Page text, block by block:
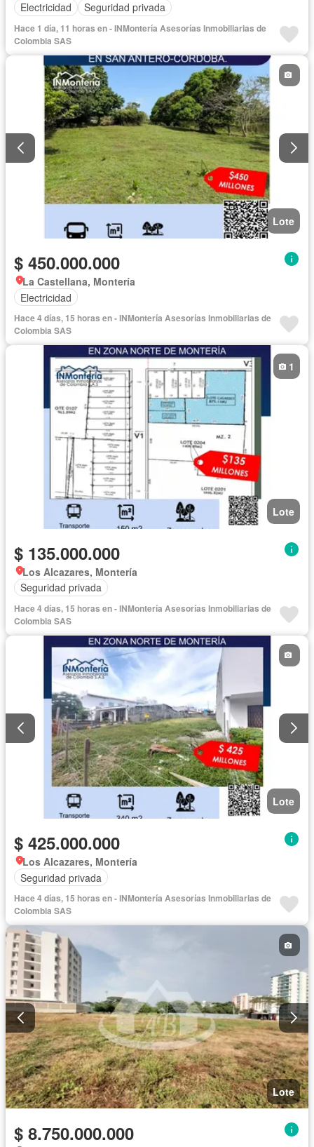
Electricidad
Seguridad privada
Hace 1 día, 11 horas en - INMontería Asesorías Inmobiliarias de
Colombia SAS
Lote
$ 450.000.000
La Castellana, Montería
Electricidad
Hace 4 días, 15 horas en - INMontería Asesorías Inmobiliarias de
Colombia SAS
Lote
1
$ 135.000.000
Los Alcazares, Montería
Seguridad privada
Hace 4 días, 15 horas en - INMontería Asesorías Inmobiliarias de
Colombia SAS
Lote
$ 425.000.000
Los Alcazares, Montería
Seguridad privada
Hace 4 días, 15 horas en - INMontería Asesorías Inmobiliarias de
Colombia SAS
Lote
$ 8.750.000.000